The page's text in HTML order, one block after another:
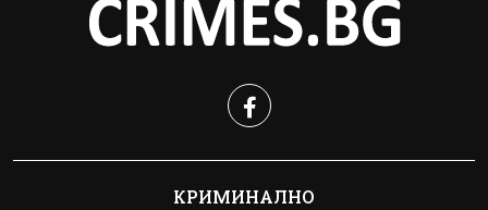
КРИМИНАЛНО